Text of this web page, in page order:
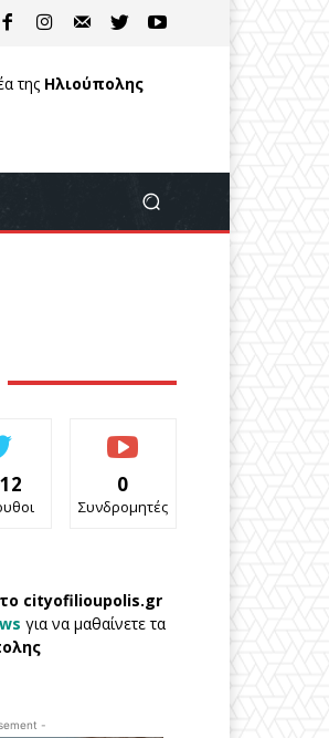
της Ηλιούπολης
0
Συνδρομητές
cityofilioupolis.gr
για να μαθαίνετε τα
-